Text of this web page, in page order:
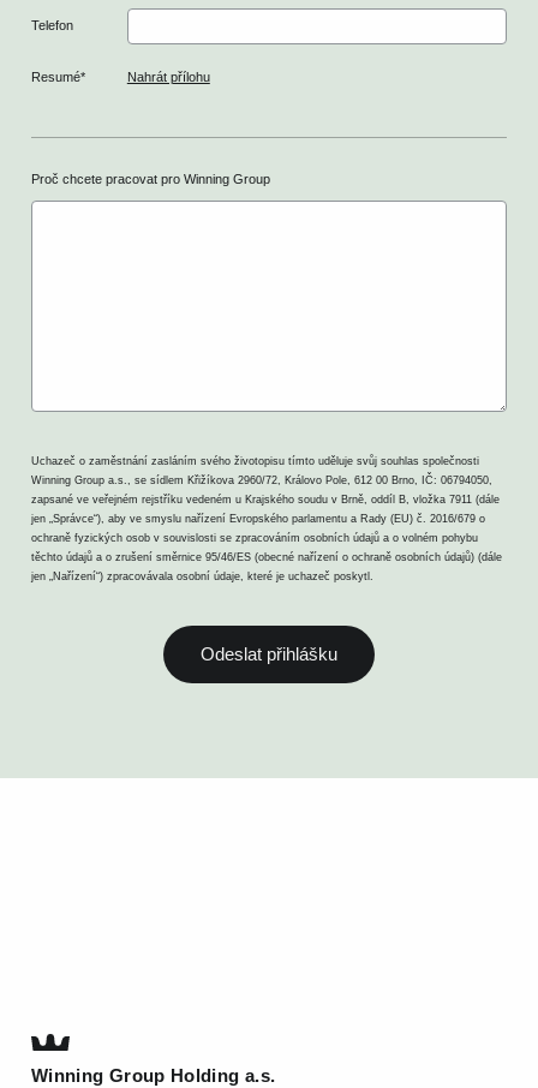
Telefon
Resumé* Nahrát přílohu
Proč chcete pracovat pro Winning Group
Uchazeč o zaměstnání zasláním svého životopisu tímto uděluje svůj souhlas společnosti
Winning Group a.s., se sídlem Křižíkova 2960/72, Královo Pole, 612 00 Brno, IČ: 06794050,
zapsané ve veřejném rejstříku vedeném u Krajského soudu v Brně, oddíl B, vložka 7911 (dále
jen „Správce“), aby ve smyslu nařízení Evropského parlamentu a Rady (EU) č. 2016/679 o
ochraně fyzických osob v souvislosti se zpracováním osobních údajů a o volném pohybu
těchto údajů a o zrušení směrnice 95/46/ES (obecné nařízení o ochraně osobních údajů) (dále
jen „Nařízení“) zpracovávala osobní údaje, které je uchazeč poskytl.
Winning Group Holding a.s.